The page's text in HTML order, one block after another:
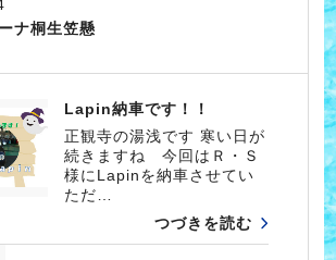
ナ桐生笠懸
Lapin納車です！！
正観寺の湯浅です 寒い日が
続きますね 今回はＲ・Ｓ
様にLapinを納車させてい
ただ…
つづきを読む